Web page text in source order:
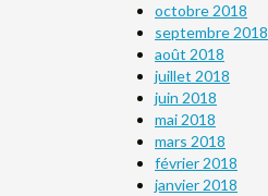
octobre 2018
septembre 2018
août 2018
juillet 2018
juin 2018
mai 2018
mars 2018
février 2018
janvier 2018